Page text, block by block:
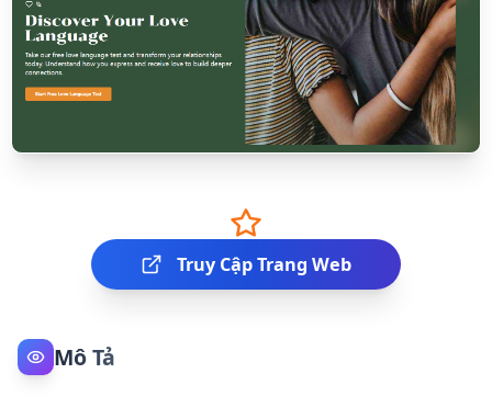
Truy Cập Trang Web
Mô Tả